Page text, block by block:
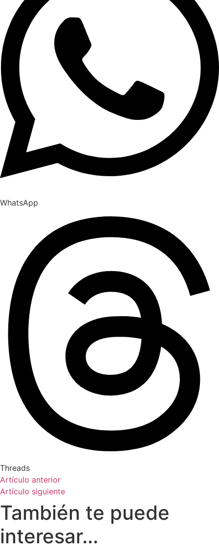
WhatsApp
Threads
Artículo anterior
Artículo siguiente
También te puede
interesar...